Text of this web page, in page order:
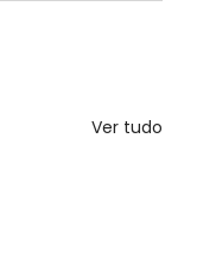
Ver tudo